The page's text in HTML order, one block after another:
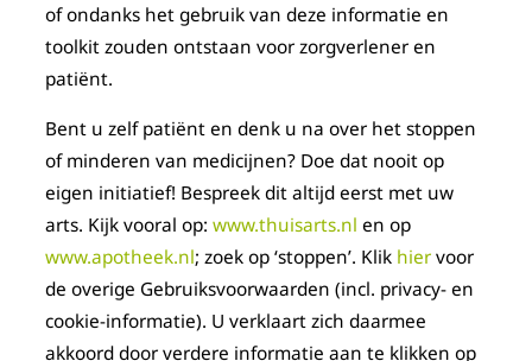
of ondanks het gebruik van deze informatie en
toolkit zouden ontstaan voor zorgverlener en
patiënt.
Bent u zelf patiënt en denk u na over het stoppen
of minderen van medicijnen? Doe dat nooit op
eigen initiatief! Bespreek dit altijd eerst met uw
arts. Kijk vooral op: www.thuisarts.nl en op
www.apotheek.nl; zoek op ‘stoppen’. Klik hiervoor
de overige Gebruiksvoorwaarden (incl. privacy- en
cookie-informatie). U verklaart zich daarmee
akkoord door verdere informatie aan te klikken op